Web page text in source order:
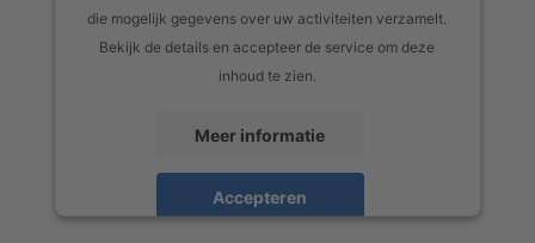
die mogelijk gegevens over uw activiteiten verzamelt.
Bekijk de details en accepteer de service om deze
inhoud te zien.
Meer informatie
Accepteren